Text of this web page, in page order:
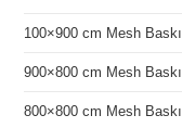
100×900 cm Mesh Baskı
900×800 cm Mesh Baskı
800×800 cm Mesh Baskı